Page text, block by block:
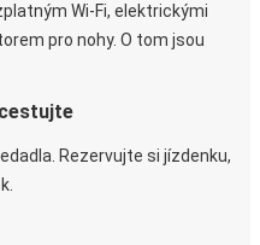
Wi-Fi, elektrickými
pro nohy. O tom jsou
Rezervujte si jízdenku,